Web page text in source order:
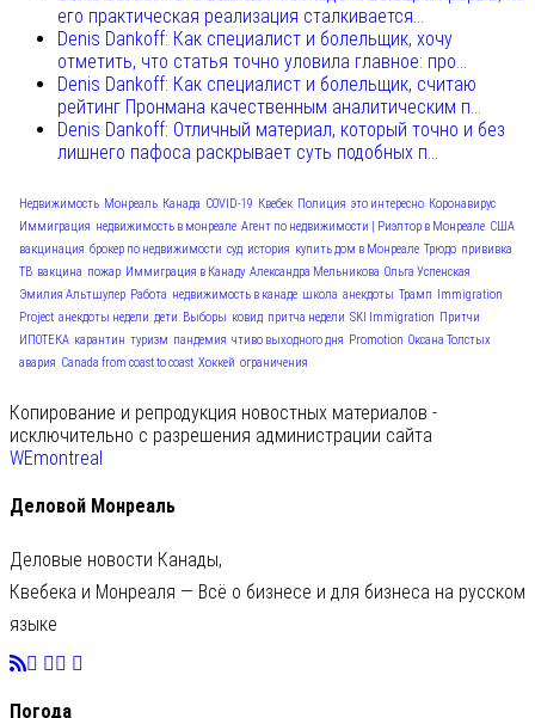
его практическая реализация сталкивается...
Denis Dankoff: Как специалист и болельщик, хочу
отметить, что статья точно уловила главное: про...
Denis Dankoff: Как специалист и болельщик, считаю
рейтинг Пронмана качественным аналитическим п...
Denis Dankoff: Отличный материал, который точно и без
лишнего пафоса раскрывает суть подобных п...
Недвижимость Монреаль Канада COVID-19 Квебек Полиция это интересно Коронавирус
Иммиграция недвижимость в монреале Агент по недвижимости | Риэлтор в Монреале США
вакцинация брокер по недвижимости суд история купить дом в Монреале Трюдо прививка
ТВ вакцина пожар Иммиграция в Канаду Александра Мельникова Ольга Успенская
Эмилия Альтшулер Работа недвижимость в канаде школа анекдоты Трамп
Immigration
Project анекдоты недели дети Выборы ковид притча недели SKI Immigration Притчи
ИПОТЕКА карантин туризм пандемия чтиво выходного дня Promotion Оксана Толстых
авария Canada from coast to coast Хоккей ограничения
Копирование и репродукция новостных материалов -
исключительно с разрешения администрации сайта
WEmontreal
Деловой Монреаль
Деловые новости Канады,
Квебека и Монреаля — Всё о бизнесе и для бизнеса на русском
языке
Погода